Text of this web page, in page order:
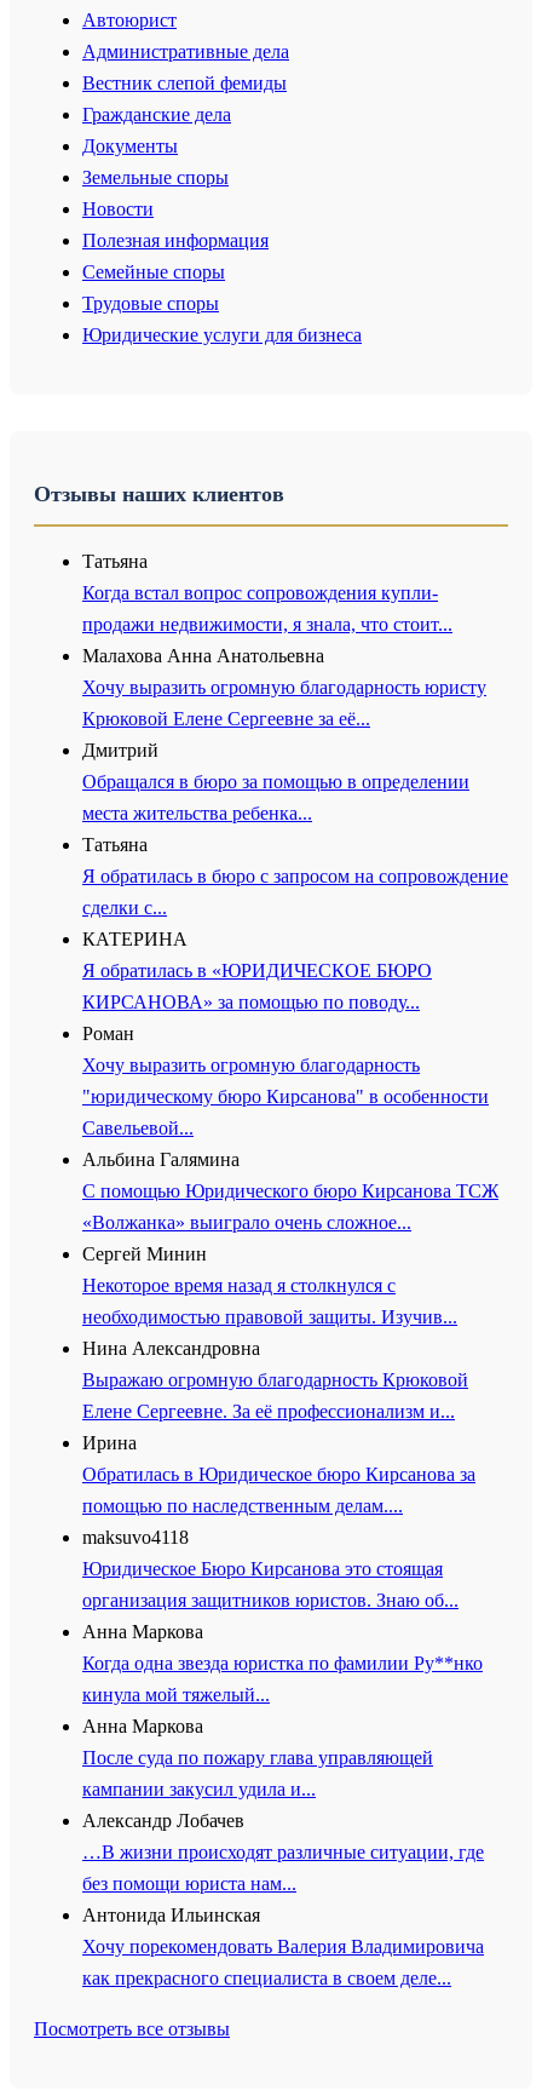
Автоюрист
Административные дела
Вестник слепой фемиды
Гражданские дела
Документы
Земельные споры
Новости
Полезная информация
Семейные споры
Трудовые споры
Юридические услуги для бизнеса
Отзывы наших клиентов
Татьяна
Когда встал вопрос сопровождения купли-
продажи недвижимости, я знала, что стоит...
Малахова Анна Анатольевна
Хочу выразить огромную благодарность юристу
Крюковой Елене Сергеевне за её...
Дмитрий
Обращался в бюро за помощью в определении
места жительства ребенка...
Татьяна
Я обратилась в бюро с запросом на сопровождение
сделки с...
КАТЕРИНА
Я обратилась в «ЮРИДИЧЕСКОЕ БЮРО
КИРСАНОВА» за помощью по поводу...
Роман
Хочу выразить огромную благодарность
"юридическому бюро Кирсанова" в особенности
Савельевой...
Альбина Галямина
С помощью Юридического бюро Кирсанова ТСЖ
«Волжанка» выиграло очень сложное...
Сергей Минин
Некоторое время назад я столкнулся с
необходимостью правовой защиты. Изучив...
Нина Александровна
Выражаю огромную благодарность Крюковой
Елене Сергеевне. За её профессионализм и...
Ирина
Обратилась в Юридическое бюро Кирсанова за
помощью по наследственным делам....
maksuvo4118
Юридическое Бюро Кирсанова это стоящая
организация защитников юристов. Знаю об...
Анна Маркова
Когда одна звезда юристка по фамилии Ру**нко
кинула мой тяжелый...
Анна Маркова
После суда по пожару глава управляющей
кампании закусил удила и...
Александр Лобачев
…В жизни происходят различные ситуации, где
без помощи юриста нам...
Антонида Ильинская
Хочу порекомендовать Валерия Владимировича
как прекрасного специалиста в своем деле...
Посмотреть все отзывы